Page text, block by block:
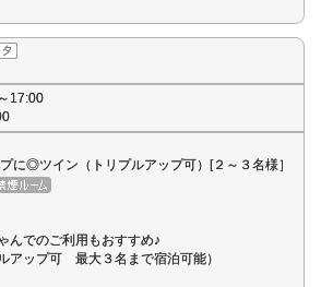
17:00
に◎ツイン（トリプルアップ可）[２～３名様］
んでのご利用もおすすめ♪
アップ可 最大３名まで宿泊可能）